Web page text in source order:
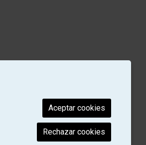
Aceptar cookies
Rechazar cookies